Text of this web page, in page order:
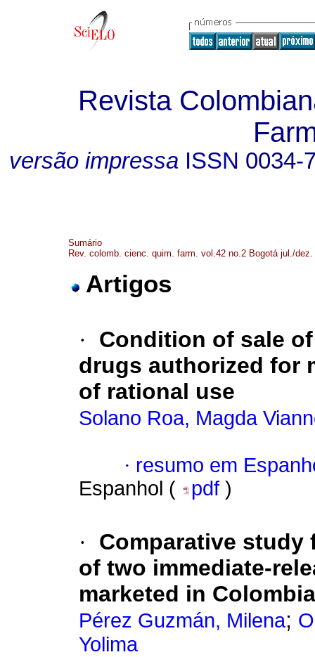
Revista
versão impressa ISSN 0034-
Sumário
Rev. colomb. cienc. quim. farm. vol.42 no.2 Bogotá jul./dez.
Artigos
·
Condition of sale
drugs authorized for
of rational use
Solano Roa, Magda
· resumo em
Espanhol (
pdf )
·
Comparative
of two immediate-
marketed in Colombia
Pérez Guzmán, Milena;
Yolima